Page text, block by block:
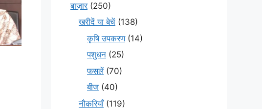
बाज़ार(250)
खरीदें या बेचें (138)
कृषि उपकरण(14)
पशुधन (25)
फसलें(70)
बीज (40)
नौकरियाँ(119)